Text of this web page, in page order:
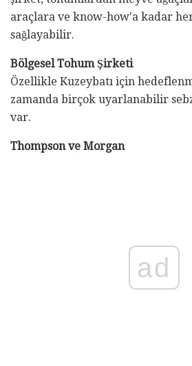
araçlara ve know-how'a kadar
sağlayabilir.
Bölgesel Tohum Şirketi
Özellikle Kuzeybatı için
zamanda birçok uyarlanabilir
var.
Thompson ve Morgan
ad